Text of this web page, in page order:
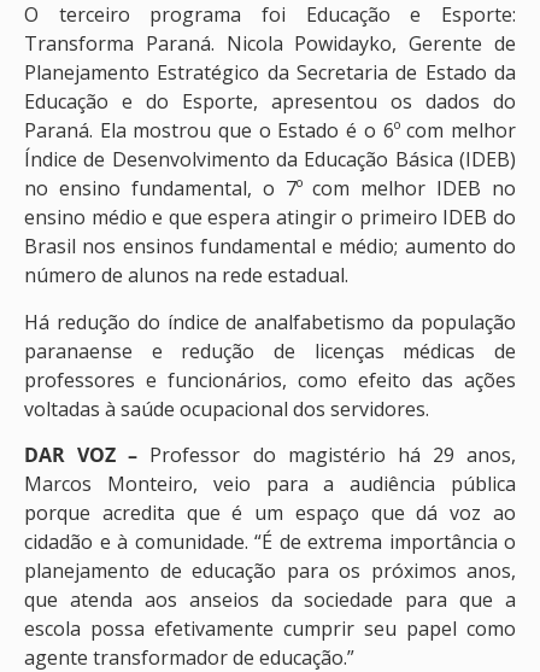
O terceiro programa foi Educação e Esporte:
Transforma Paraná. Nicola Powidayko, Gerente de
Planejamento Estratégico da Secretaria de Estado da
Educação e do Esporte, apresentou os dados do
Paraná. Ela mostrou que o Estado é o 6º com melhor
Índice de Desenvolvimento da Educação Básica (IDEB)
no ensino fundamental, o 7º com melhor IDEB no
ensino médio e que espera atingir o primeiro IDEB do
Brasil nos ensinos fundamental e médio; aumento do
número de alunos na rede estadual.
Há redução do índice de analfabetismo da população
paranaense e redução de licenças médicas de
professores e funcionários, como efeito das ações
voltadas à saúde ocupacional dos servidores.
DAR VOZ – Professor do magistério há 29 anos,
Marcos Monteiro, veio para a audiência pública
porque acredita que é um espaço que dá voz ao
cidadão e à comunidade. “É de extrema importância o
planejamento de educação para os próximos anos,
que atenda aos anseios da sociedade para que a
escola possa efetivamente cumprir seu papel como
agente transformador de educação.”